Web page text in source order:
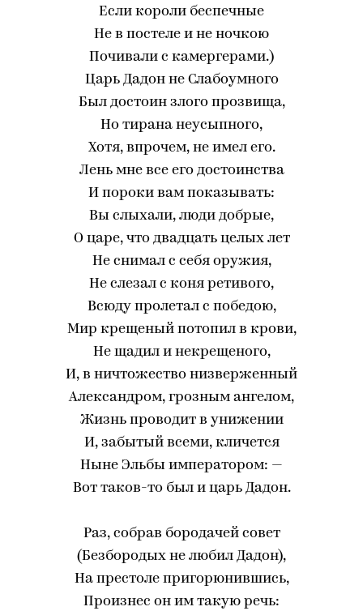
Если короли беспечные
Не в постеле и не ночкою
Почивали с камергерами.)
Царь Дадон не Слабоумного
Был достоин злого прозвища,
Но тирана неусыпного,
Хотя, впрочем, не имел его.
Лень мне все его достоинства
И пороки вам показывать:
Вы слыхали, люди добрые,
О царе, что двадцать целых лет
Не снимал с себя оружия,
Не слезал с коня ретивого,
Всюду пролетал с победою,
Мир крещеный потопил в крови,
Не щадил и некрещеного,
И, в ничтожество низверженный
Александром, грозным ангелом,
Жизнь проводит в унижении
И, забытый всеми, кличется
Ныне Эльбы императором: —
Вот таков-то был и царь Дадон.
Раз, собрав бородачей совет
(Безбородых не любил Дадон),
На престоле пригорюнившись,
Произнес он им такую речь: